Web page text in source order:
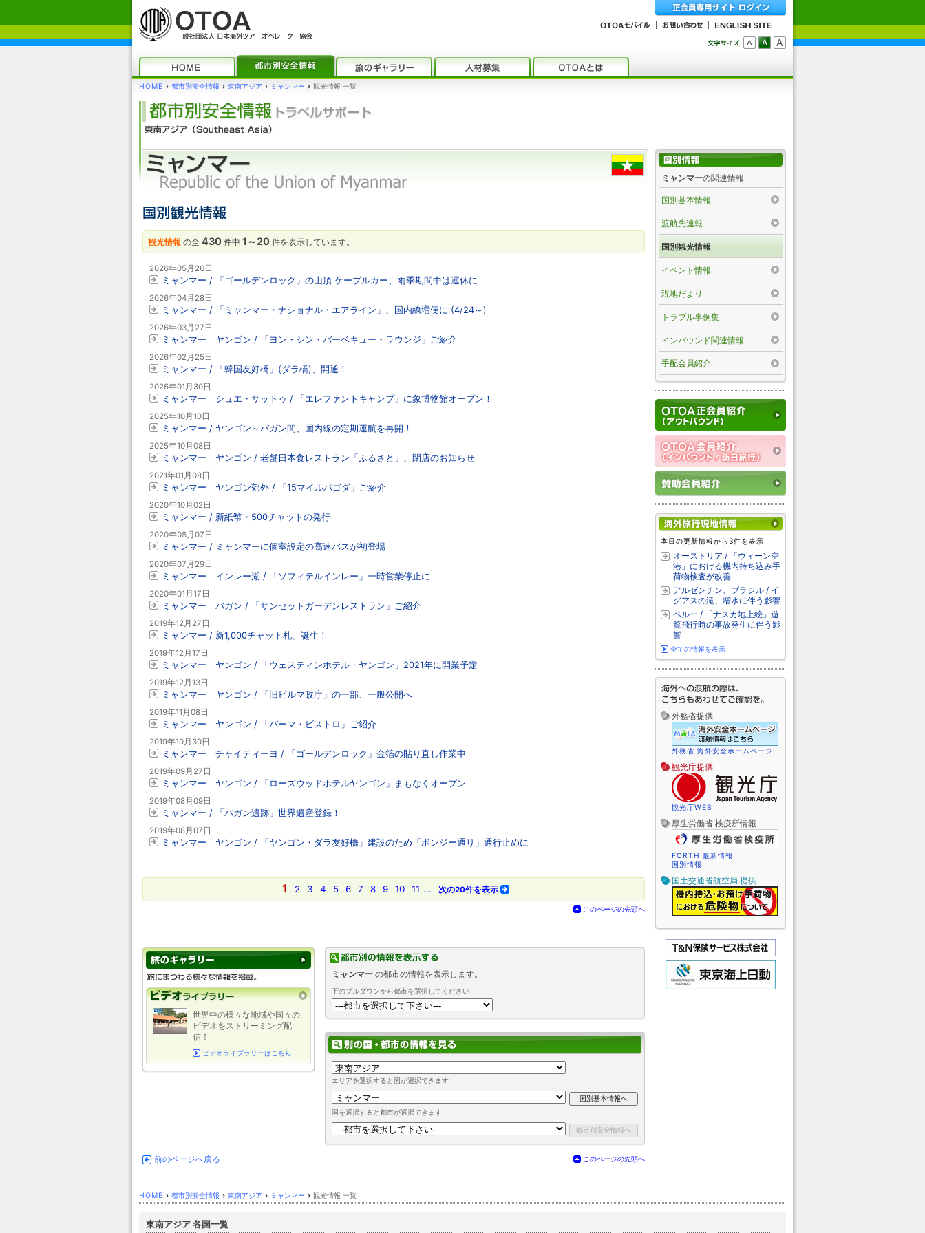
HOME › 都市別安全情報 › 東南アジア › ミャンマー › 観光情報 一覧
観光情報 の全 430 件中 1～20 件を表示しています。
2026年05月26日
ミャンマー / 「ゴールデンロック」の山頂 ケーブルカー、雨季期間中は運休に
2026年04月28日
ミャンマー / 「ミャンマー・ナショナル・エアライン」、国内線増便に (4/24～)
2026年03月27日
ミャンマー ヤンゴン / 「ヨン・シン・バーベキュー・ラウンジ」ご紹介
2026年02月25日
ミャンマー / 「韓国友好橋」(ダラ橋)、開通！
2026年01月30日
ミャンマー シュエ・サットゥ / 「エレファントキャンプ」に象博物館オープン！
2025年10月10日
ミャンマー / ヤンゴン～バガン間、国内線の定期運航を再開！
2025年10月08日
ミャンマー ヤンゴン / 老舗日本食レストラン「ふるさと」、閉店のお知らせ
2021年01月08日
ミャンマー ヤンゴン郊外 / 「15マイルパゴダ」ご紹介
2020年10月02日
ミャンマー / 新紙幣・500チャットの発行
2020年08月07日
ミャンマー / ミャンマーに個室設定の高速バスが初登場
2020年07月29日
ミャンマー インレー湖 / 「ソフィテルインレー」一時営業停止に
2020年01月17日
ミャンマー バガン / 「サンセットガーデンレストラン」ご紹介
2019年12月27日
ミャンマー / 新1,000チャット札、誕生！
2019年12月17日
ミャンマー ヤンゴン / 「ウェスティンホテル・ヤンゴン」2021年に開業予定
2019年12月13日
ミャンマー ヤンゴン / 「旧ビルマ政庁」の一部、一般公開へ
2019年11月08日
ミャンマー ヤンゴン / 「バーマ・ビストロ」ご紹介
2019年10月30日
ミャンマー チャイティーヨ / 「ゴールデンロック」金箔の貼り直し作業中
2019年09月27日
ミャンマー ヤンゴン / 「ローズウッドホテルヤンゴン」まもなくオープン
2019年08月09日
ミャンマー / 「バガン遺跡」世界遺産登録！
2019年08月07日
ミャンマー ヤンゴン / 「ヤンゴン・ダラ友好橋」建設のため「ボンジー通り」通行止めに
1 2 3 4 5 6 7 8 9 10 11 ... 次の20件を表示
このページの先頭へ
ミャンマー の都市の情報を表示します。
下のプルダウンから都市を選択してください
エリアを選択すると国が選択できます
国を選択すると都市が選択できます
世界中の様々な地域や国々の
ビデオをストリーミング配
信！
ビデオライブラリーはこちら
前のページへ戻る このページの先頭へ
ミャンマーの関連情報
国別基本情報
渡航先速報
国別観光情報
イベント情報
現地だより
トラブル事例集
インバウンド関連情報
手配会員紹介
本日の更新情報から3件を表示
オーストリア / 「ウィーン空
港」における機内持ち込み手
荷物検査が改善
アルゼンチン、ブラジル / イ
グアスの滝、増水に伴う影響
ペルー / 「ナスカ地上絵」遊
覧飛行時の事故発生に伴う影
響
全ての情報を表示
外務省提供
外務省 海外安全ホームページ
観光庁提供
観光庁WEB
厚生労働省 検疫所情報
FORTH 最新情報
国別情報
国土交通省航空局 提供
HOME › 都市別安全情報 › 東南アジア › ミャンマー › 観光情報 一覧
東南アジア 各国一覧